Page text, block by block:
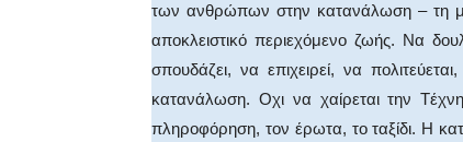
των ανθρώπων στην κατανάλωση – τη
αποκλειστικό περιεχόμενο ζωής. Nα
σπουδάζει, να επιχειρεί, να
κατανάλωση. Oχι να χαίρεται την
πληροφόρηση, τον έρωτα, το ταξίδι. H